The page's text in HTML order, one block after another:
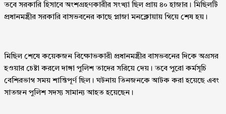
তবে সরকারি হিসাবে অংশগ্রহণকারীর সংখ্যা ছিল প্রায় ৪০ হাজার। মিছিলটি
প্রধানমন্ত্রীর সরকারি বাসভবনের কাছে প্লাজা মনক্লোয়ায় গিয়ে শেষ হয়।
মিছিল শেষে কয়েকজন বিক্ষোভকারী প্রধানমন্ত্রীর বাসভবনের দিকে অগ্রসর
হওয়ার চেষ্টা করলে দাঙ্গা পুলিশ তাদের সরিয়ে দেয়। তবে পুরো কর্মসূচি
বেশিরভাগ সময় শান্তিপূর্ণ ছিল। ঘটনায় তিনজনকে আটক করা হয়েছে এবং
সাতজন পুলিশ সদস্য সামান্য আহত হয়েছেন।